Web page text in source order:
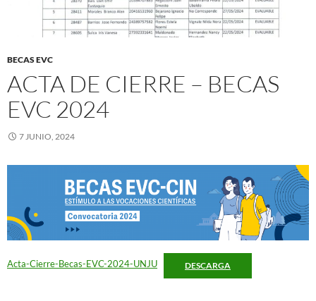
BECAS EVC
ACTA DE CIERRE – BECAS
EVC 2024
7 JUNIO, 2024
Acta-Cierre-Becas-EVC-2024-UNJU DESCARGA